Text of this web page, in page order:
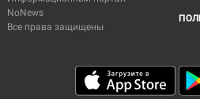
NoNews
Все права защищены